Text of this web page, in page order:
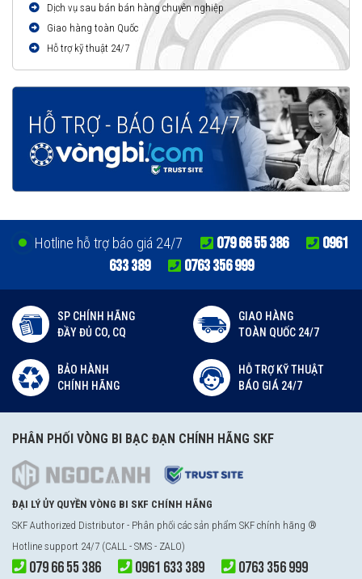
Dịch vụ sau bán bán hàng chuyên nghiệp
Giao hàng toàn Quốc
Hỗ trợ kỹ thuật 24/7
Hotline hỗ trợ báo giá 24/7 079 66 55 386
0961
633 389
0763 356 999
SP CHÍNH HÃNG
ĐẦY ĐỦ CO, CQ
GIAO HÀNG
TOÀN QUỐC 24/7
BẢO HÀNH
CHÍNH HÃNG
HỖ TRỢ KỸ THUẬT
BÁO GIÁ 24/7
PHÂN PHỐI VÒNG BI BẠC ĐẠN CHÍNH HÃNG SKF
ĐẠI LÝ ỦY QUYỀN VÒNG BI SKF CHÍNH HÃNG
SKF Authorized Distributor - Phân phối các sản phẩm SKF chính hãng ®
Hotline support 24/7 (CALL - SMS - ZALO)
079 66 55 386 0961 633 389 0763 356 999